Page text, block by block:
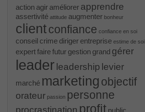
action agir améliorer apprendre
assertivité attitude augmenter bonheur
client confiance confiance en soi
conseil crime diriger entreprise estime de soi
expertfairefutur gestion grand gérer
leader leadership levier
marché marketing objectif
orateur passion personne
procrastination profit public